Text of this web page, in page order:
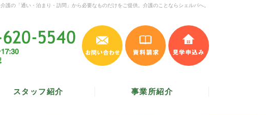
介護の「通い・泊まり・訪問」から必要なものだけをご提供。介護のことならシェルパへ。
045-620-5540
受付時間 9:30～17:30／ 定休日 土・日・祝
お問い合わせ 資料請求
スタッフ紹介 事業所紹介